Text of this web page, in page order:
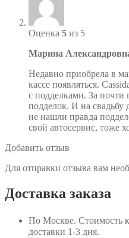
Оценка 5 из 5
Марина
Недавно приобрела в
кассе появляться.
с подделками. За почти
подделок. И на свадьбу
не нашли правда
свой автосервис, тоже
Добавить отзыв
Для отправки отзыва вам
Доставка заказа
По Москве. Стоимость
доставки 1-3 дня.